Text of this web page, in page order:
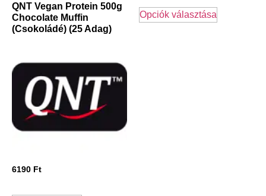
QNT Vegan Protein 500g
Chocolate Muffin
(Csokoládé) (25 Adag)
6190 Ft
Opciók választása